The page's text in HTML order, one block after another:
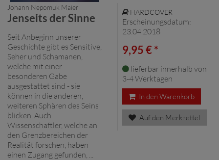
Johann Nepomuk Maier
Jenseits der Sinne
Seit Anbeginn unserer
Geschichte gibt es Sensitive,
Seher und Schamanen,
welche mit einer
besonderen Gabe
ausgestattet sind - sie
können in die anderen,
weiteren Sphären des Seins
blicken. Auch
Wissenschaftler, welche an
den Grenzbereichen der
Realität forschen, haben
einen Zugang gefunden, ...
HARDCOVER
Erscheinungsdatum:
23.04.2018
9,95 € *
lieferbar innerhalb von
3-4 Werktagen
In den Warenkorb
Auf den Merkzettel